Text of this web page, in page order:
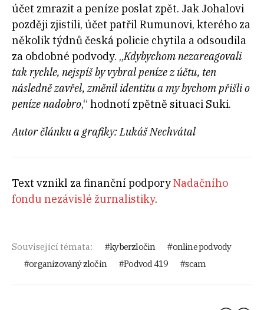
účet zmrazit a peníze poslat zpět. Jak Johalovi
později zjistili, účet patřil Rumunovi, kterého za
několik týdnů česká policie chytila a odsoudila
za obdobné podvody. „Kdybychom nezareagovali
tak rychle, nejspíš by vybral peníze z účtu, ten
následně zavřel, změnil identitu a my bychom přišli o
peníze nadobro,“ hodnotí zpětně situaci Suki.
Autor článku a grafiky: Lukáš Nechvátal
Text vznikl za finanční podporyNadačního
fondu nezávislé žurnalistiky.
Související témata: kyberzločin
online podvody
organizovaný zločin
Podvod 419 scam